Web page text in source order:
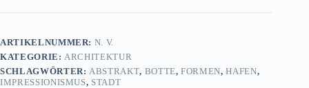
–
Leinwand
Menge
ARTIKELNUMMER: N. V.
KATEGORIE: ARCHITEKTUR
SCHLAGWÖRTER: ABSTRAKT, BOTTE,FORMEN,HAFEN,
IMPRESSIONISMUS, STADT